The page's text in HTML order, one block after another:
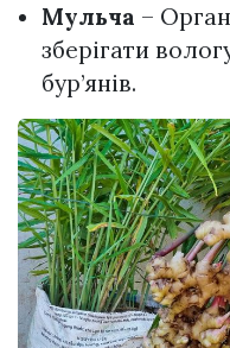
Мульча –
зберігати
бур’янів.